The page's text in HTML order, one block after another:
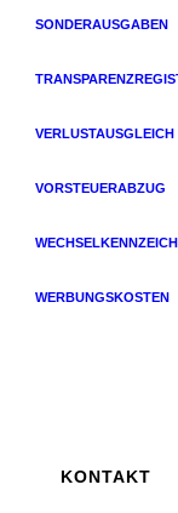
SONDERAUSGABEN
VERLUSTAUSGLEICH
VORSTEUERABZUG
WERBUNGSKOSTEN
KONTAKT